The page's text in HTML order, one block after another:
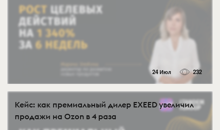
24 Июл 232
Кейс: как премиальный дилер EXEED увеличил
продажи на Ozon в 4 раза